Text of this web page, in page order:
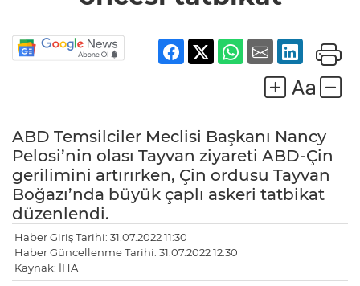
ABD Temsilciler Meclisi Başkanı Nancy
Pelosi’nin olası Tayvan ziyareti ABD-Çin
gerilimini artırırken, Çin ordusu Tayvan
Boğazı’nda büyük çaplı askeri tatbikat
düzenlendi.
Haber Giriş Tarihi: 31.07.2022 11:30
Haber Güncellenme Tarihi: 31.07.2022 12:30
Kaynak: İHA